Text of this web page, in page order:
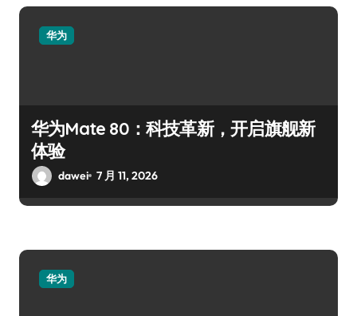
华为
华为Mate 80：科技革新，开启旗舰新
体验
dawei 7 月 11, 2026
华为